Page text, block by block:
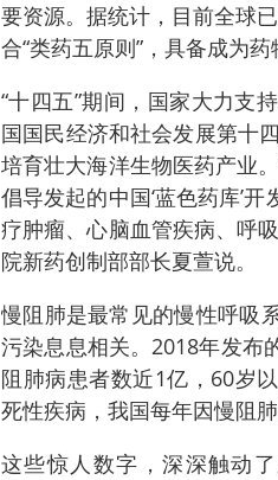
要资源。据统计，目前全球
合“类药五原则”，具备成为
“十四五”期间，国家大力支
国国民经济和社会发展第十
培育壮大海洋生物医药产业
倡导发起的中国‘蓝色药库’
疗肿瘤、心脑血管疾病、呼
院新药创制部部长夏萱说。
慢阻肺是最常见的慢性呼吸
污染息息相关。2018年发布
阻肺病患者数近1亿，60岁
死性疾病，我国每年因慢阻
这些惊人数字，深深触动